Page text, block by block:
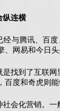
纵连横
经与腾讯、百
、网易和今日
是找到了互联
百度和奇虎则
社会化营销。